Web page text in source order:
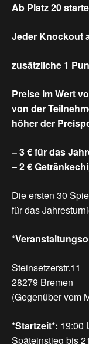
Ab Platz 20
Jeder Knockout
zusätzliche 1
Preise im Wert
von der
höher der
– 3 € für das
– 2 €
Die ersten 30
für das
Steinsetzerstr.11
28279 Bremen
(Gegenüber vom
*Startzeit*: 19:00
Späteinstieg bis